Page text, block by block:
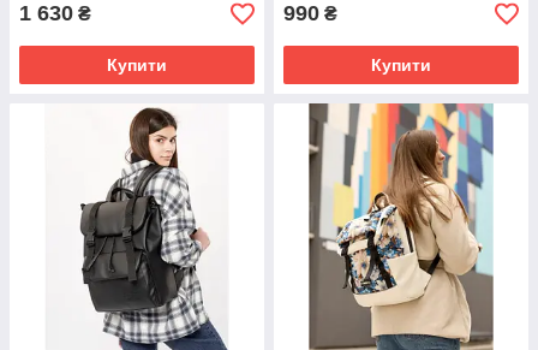
1 630 ₴
Купити
990 ₴
Купити